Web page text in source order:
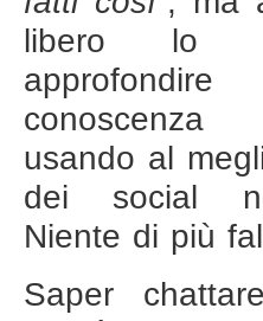
libero lo
usando al
dei social
Niente di più
Saper